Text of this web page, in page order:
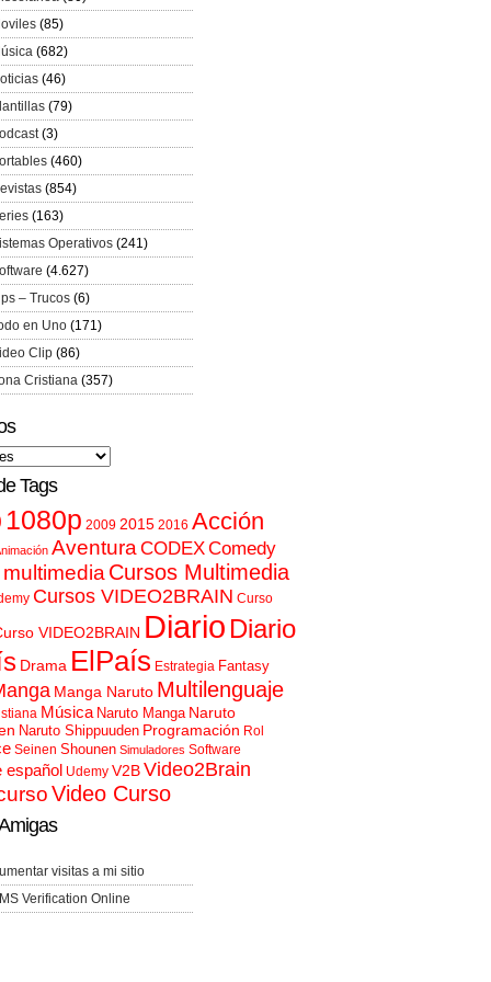
(85)
(682)
(46)
(79)
(3)
(460)
(854)
(163)
Operativos (241)
(4.627)
– Trucos (6)
en Uno (171)
Clip (86)
Cristiana (357)
Tags
1080p 2009 2015 2016 Acción
AventuraCODEXComedy
Cursos Multimedia
Cursos VIDEO2BRAIN Curso
VIDEO2BRAIN Diario Diario
Drama ElPaís Estrategia Fantasy
Manga Naruto Multilenguaje
Música Naruto Manga Naruto
Naruto Shippuuden Programación Rol
Seinen Shounen Simuladores Software
español Udemy V2BVideo2Brain
Video Curso
visitas a mi sitio
Verification Online